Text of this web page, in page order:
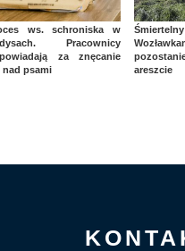
ws. schroniska w
Pracownicy
za znęcanie
nad psami
areszcie